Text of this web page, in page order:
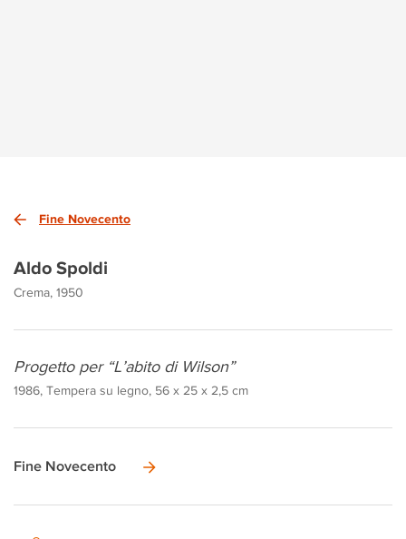
Fine Novecento
Aldo Spoldi
Crema, 1950
Progetto per “L’abito di Wilson”
1986, Tempera su legno, 56 x 25 x 2,5 cm
Fine Novecento